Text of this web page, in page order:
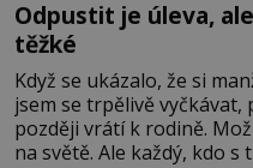
Odpustit je úleva,
těžké
Když se ukázalo, že si
jsem se trpělivě vyčkávat,
později vrátí k rodině.
na světě. Ale každý, kdo